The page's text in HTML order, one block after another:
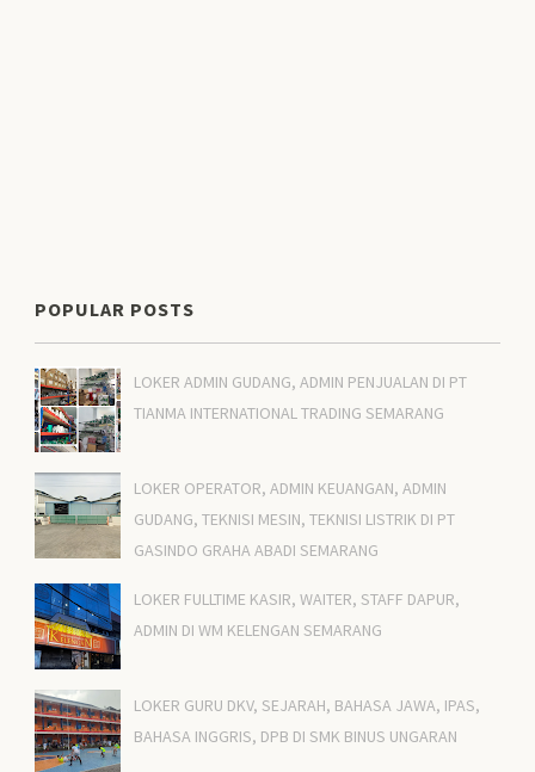
POPULAR POSTS
LOKER ADMIN GUDANG, ADMIN PENJUALAN DI PT
TIANMA INTERNATIONAL TRADING SEMARANG
LOKER OPERATOR, ADMIN KEUANGAN, ADMIN
GUDANG, TEKNISI MESIN, TEKNISI LISTRIK DI PT
GASINDO GRAHA ABADI SEMARANG
LOKER FULLTIME KASIR, WAITER, STAFF DAPUR,
ADMIN DI WM KELENGAN SEMARANG
LOKER GURU DKV, SEJARAH, BAHASA JAWA, IPAS,
BAHASA INGGRIS, DPB DI SMK BINUS UNGARAN